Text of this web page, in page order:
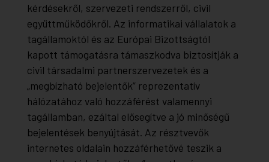
kérdésekről, szervezeti rendszerről, civil
együttműködőkről. Az informatikai vállalatok a
tagállamoktól és az Európai Bizottságtól
kapott támogatásra támaszkodva biztosítják a
civil társadalmi partnerszervezetek és a
„megbízható bejelentők” reprezentatív
hálózatához való hozzáférést valamennyi
tagállamban, ezáltal elősegítve a jó minőségű
bejelentések benyújtását. Az résztvevők
internetes oldalain hozzáférhetővé teszik a